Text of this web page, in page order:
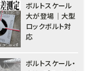
ボルトスケール
大が登場｜大型
ロックボルト対
応
ボルトスケール・